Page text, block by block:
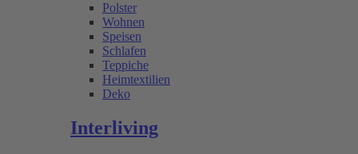
Polster
Wohnen
Speisen
Schlafen
Teppiche
Heimtextilien
Deko
Interliving